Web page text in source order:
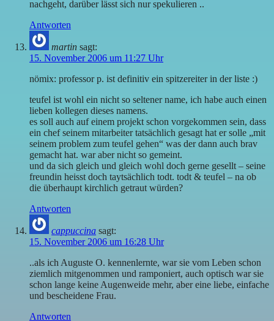
nachgeht, darüber lässt sich nur spekulieren ..
Antworten
martin sagt:
15. November 2006 um 11:27 Uhr
nömix: professor p. ist definitiv ein spitzereiter in der liste :)
teufel ist wohl ein nicht so seltener name, ich habe auch einen
lieben kollegen dieses namens.
es soll auch auf einem projekt schon vorgekommen sein, dass
ein chef seinem mitarbeiter tatsächlich gesagt hat er solle „mit
seinem problem zum teufel gehen“ was der dann auch brav
gemacht hat. war aber nicht so gemeint.
und da sich gleich und gleich wohl doch gerne gesellt – seine
freundin heisst doch taytsächlich todt. todt & teufel – na ob
die überhaupt kirchlich getraut würden?
Antworten
cappuccina sagt:
15. November 2006 um 16:28 Uhr
..als ich Auguste O. kennenlernte, war sie vom Leben schon
ziemlich mitgenommen und ramponiert, auch optisch war sie
schon lange keine Augenweide mehr, aber eine liebe, einfache
und bescheidene Frau.
Antworten